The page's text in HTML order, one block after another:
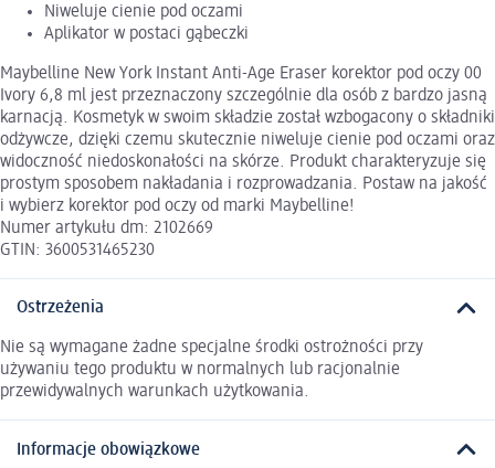
Niweluje cienie pod oczami
Aplikator w postaci gąbeczki
Maybelline New York Instant Anti-Age Eraser korektor pod oczy 00
Ivory 6,8 ml jest przeznaczony szczególnie dla osób z bardzo jasną
karnacją. Kosmetyk w swoim składzie został wzbogacony o składniki
odżywcze, dzięki czemu skutecznie niweluje cienie pod oczami oraz
widoczność niedoskonałości na skórze. Produkt charakteryzuje się
prostym sposobem nakładania i rozprowadzania. Postaw na jakość
i wybierz korektor pod oczy od marki Maybelline!
Numer artykułu dm: 2102669
GTIN: 3600531465230
Ostrzeżenia
Nie są wymagane żadne specjalne środki ostrożności przy
używaniu tego produktu w normalnych lub racjonalnie
przewidywalnych warunkach użytkowania.
Informacje obowiązkowe